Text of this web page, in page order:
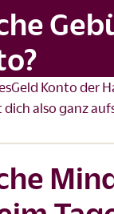
Konto der
dich also ganz